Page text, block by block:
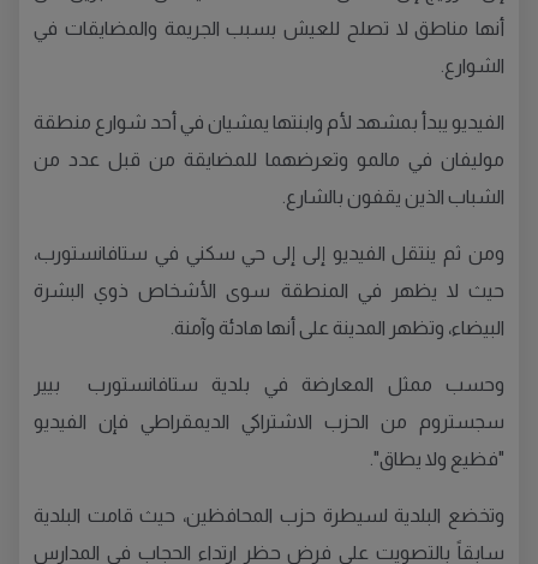
أنها مناطق لا تصلح للعيش بسبب الجريمة والمضايقات في
الشوارع.
الفيديو يبدأ بمشهد لأم وابنتها يمشيان في أحد شوارع منطقة
موليفان في مالمو وتعرضهما للمضايقة من قبل عدد من
الشباب الذين يقفون بالشارع.
ومن ثم ينتقل الفيديو إلى إلى حي سكني في ستافانستورب،
حيث لا يظهر في المنطقة سوى الأشخاص ذوي البشرة
البيضاء، وتظهر المدينة على أنها هادئة وآمنة.
وحسب ممثل المعارضة في بلدية ستافانستورب بيير
سجستروم من الحزب الاشتراكي الديمقراطي فإن الفيديو
"فظيع ولا يطاق".
وتخضع البلدية لسيطرة حزب المحافظين، حيث قامت البلدية
سابقاً بالتصويت على فرض حظر ارتداء الحجاب في المدارس